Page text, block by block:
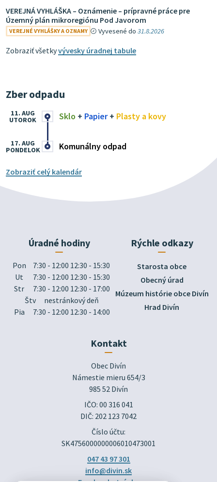
VEREJNÁ VYHLÁŠKA – Oznámenie – prípravné práce pre
Územný plán mikroregiónu Pod Javorom
VEREJNÉ VYHLÁŠKY A OZNAMY Vyvesené do31.8.2026
Zobraziť všetkyvývesky úradnej tabule
Zber odpadu
Sklo + Papier+ Plasty a kovy
11. AUG
UTOROK
Komunálny odpad
17. AUG
PONDELOK
Zobraziť celý kalendár
Úradné hodiny
Pon
7:30 - 12:00 12:30 - 15:30
Ut
7:30 - 12:00 12:30 - 15:30
Str
7:30 - 12:00 12:30 - 17:00
Štv
nestránkový deň
Pia
7:30 - 12:00 12:30 - 14:00
Rýchle odkazy
Starosta obce
Obecný úrad
Múzeum histórie obce Divín
Hrad Divín
Kontakt
Obec Divín
Námestie mieru 654/3
985 52 Divín
IČO: 00 316 041
DIČ: 202 123 7042
Číslo účtu:
SK4756000000006010473001
047 43 97 301
info@divin.sk